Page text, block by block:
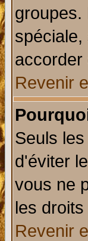
groupes.
accorder
Revenir
Seuls
d'éviter
vous ne
les
Revenir